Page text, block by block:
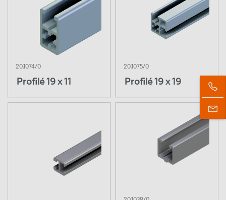
20.1074/0
Profilé 19 x 11
20.1075/0
Profilé 19 x 19